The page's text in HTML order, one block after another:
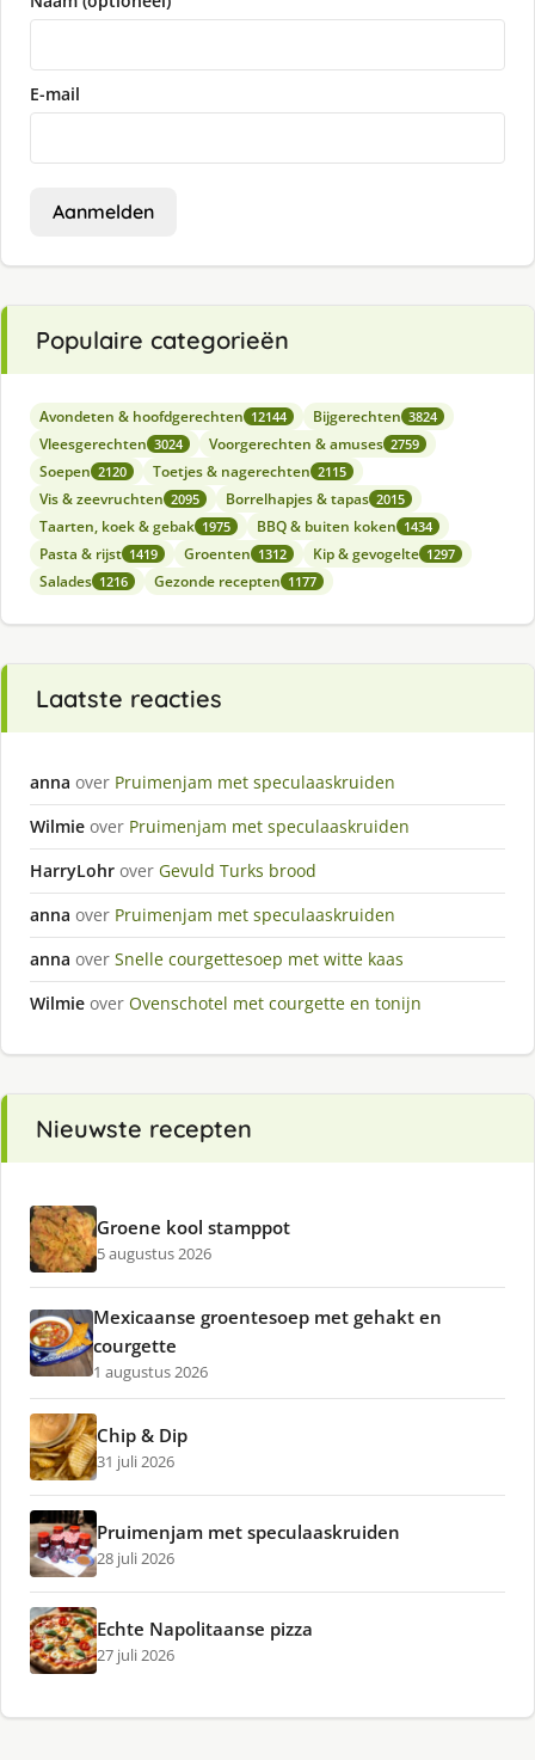
E-mail
Aanmelden
Populaire categorieën
Avondeten & hoofdgerechten 12144 Bijgerechten 3824
Vleesgerechten 3024 Voorgerechten & amuses 2759
Soepen 2120 Toetjes & nagerechten 2115
Vis & zeevruchten 2095 Borrelhapjes & tapas 2015
Taarten, koek & gebak 1975 BBQ & buiten koken 1434
Pasta & rijst 1419 Groenten 1312 Kip & gevogelte 1297
Salades 1216 Gezonde recepten 1177
Laatste reacties
anna over Pruimenjam met speculaaskruiden
Wilmie over Pruimenjam met speculaaskruiden
HarryLohr over Gevuld Turks brood
anna over Pruimenjam met speculaaskruiden
anna over Snelle courgettesoep met witte kaas
Wilmie over Ovenschotel met courgette en tonijn
Nieuwste recepten
Groene kool stamppot
5 augustus 2026
Mexicaanse groentesoep met gehakt en
courgette
1 augustus 2026
Chip & Dip
31 juli 2026
Pruimenjam met speculaaskruiden
28 juli 2026
Echte Napolitaanse pizza
27 juli 2026